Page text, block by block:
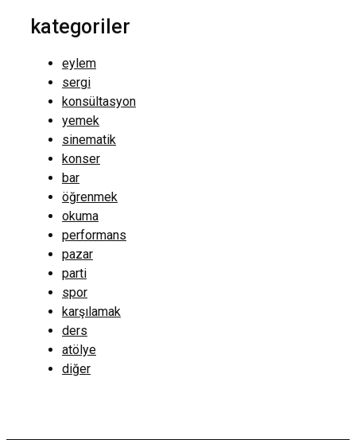
kategoriler
eylem
sergi
konsültasyon
yemek
sinematik
konser
bar
öğrenmek
okuma
performans
pazar
parti
spor
karşılamak
ders
atölye
diğer